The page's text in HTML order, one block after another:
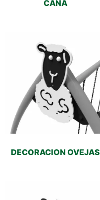
CAÑA
DECORACION OVEJAS